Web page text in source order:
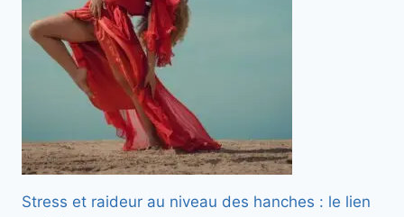
Stress et raideur au niveau des hanches : le lien